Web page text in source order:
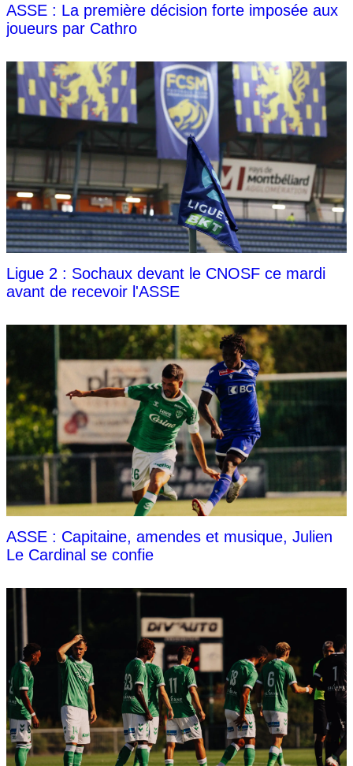
ASSE : La première décision forte imposée aux
joueurs par Cathro
Ligue 2 : Sochaux devant le CNOSF ce mardi
avant de recevoir l'ASSE
ASSE : Capitaine, amendes et musique, Julien
Le Cardinal se confie